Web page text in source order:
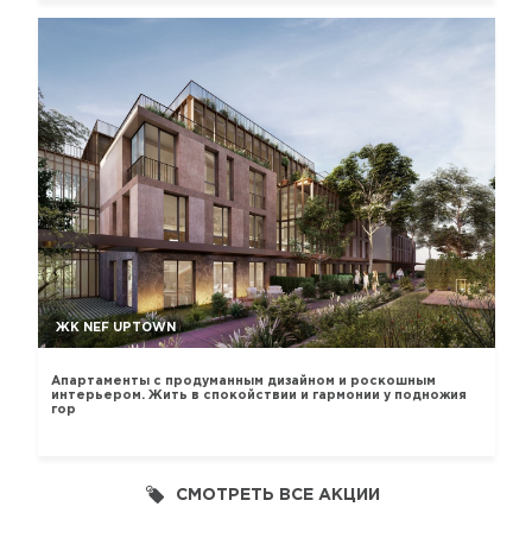
ЖК NEF UPTOWN
Апартаменты с продуманным дизайном и роскошным
интерьером. Жить в спокойствии и гармонии у подножия
гор
СМОТРЕТЬ ВСЕ АКЦИИ